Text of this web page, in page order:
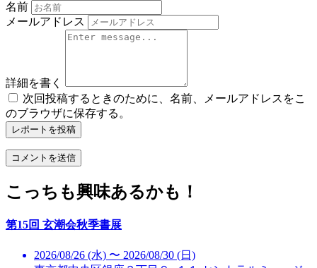
名前
メールアドレス
詳細を書く
次回投稿するときのために、名前、メールアドレスをこ
のブラウザに保存する。
レポートを投稿
こっちも興味あるかも！
第15回 玄潮会秋季書展
2026/08/26 (水) 〜 2026/08/30 (日)